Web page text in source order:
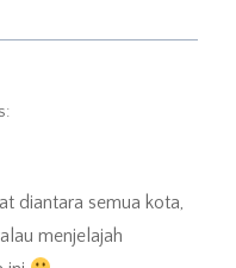
diantara semua kota,
menjelajah